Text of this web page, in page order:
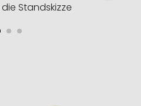
die Standskizze